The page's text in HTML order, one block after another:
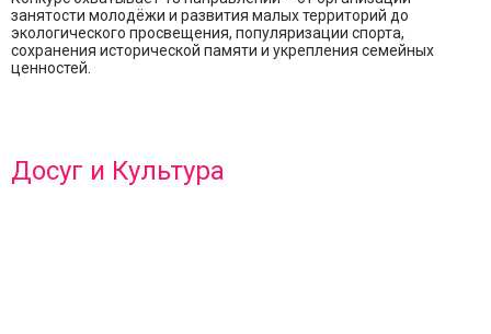
занятости молодёжи и развития малых территорий до
экологического просвещения, популяризации спорта,
сохранения исторической памяти и укрепления семейных
ценностей.
Досуг и Культура